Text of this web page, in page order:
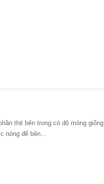
thịt bên trong có độ mỏng giống
nóng để bên...